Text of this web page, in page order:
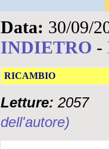
Data: 30/09/
INDIETRO -
RICAMBIO
Letture: 2057
dell'autore)